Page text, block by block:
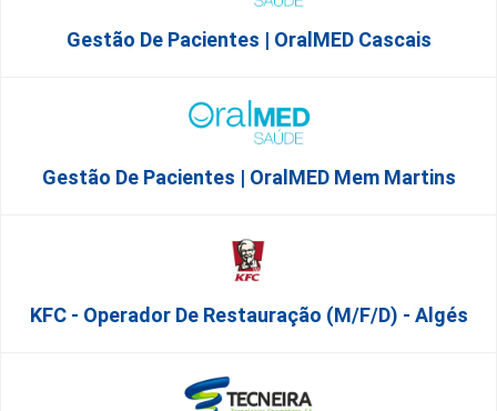
Gestão De Pacientes | OralMED Cascais
Gestão De Pacientes | OralMED Mem Martins
KFC - Operador De Restauração (m/f/d) - Algés